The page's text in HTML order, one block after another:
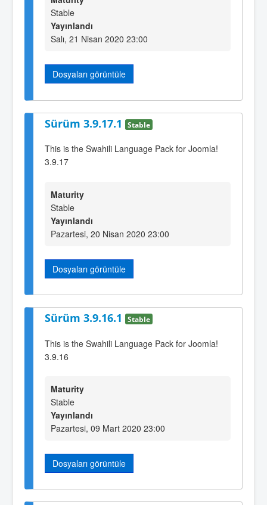
Stable
Yayınlandı
Salı, 21 Nisan 2020 23:00
Dosyaları görüntüle
Sürüm 3.9.17.1 Stable
This is the Swahili Language Pack for Joomla!
3.9.17
Maturity
Stable
Yayınlandı
Pazartesi, 20 Nisan 2020 23:00
Dosyaları görüntüle
Sürüm 3.9.16.1 Stable
This is the Swahili Language Pack for Joomla!
3.9.16
Maturity
Stable
Yayınlandı
Pazartesi, 09 Mart 2020 23:00
Dosyaları görüntüle